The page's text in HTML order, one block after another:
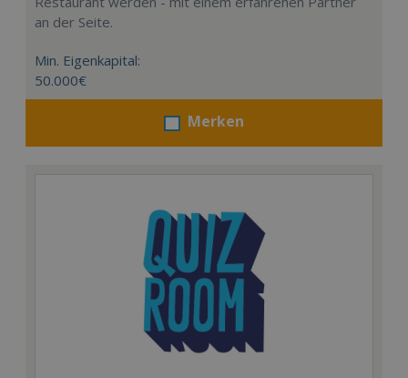
an der Seite.
Min. Eigenkapital:
50.000€
Merken